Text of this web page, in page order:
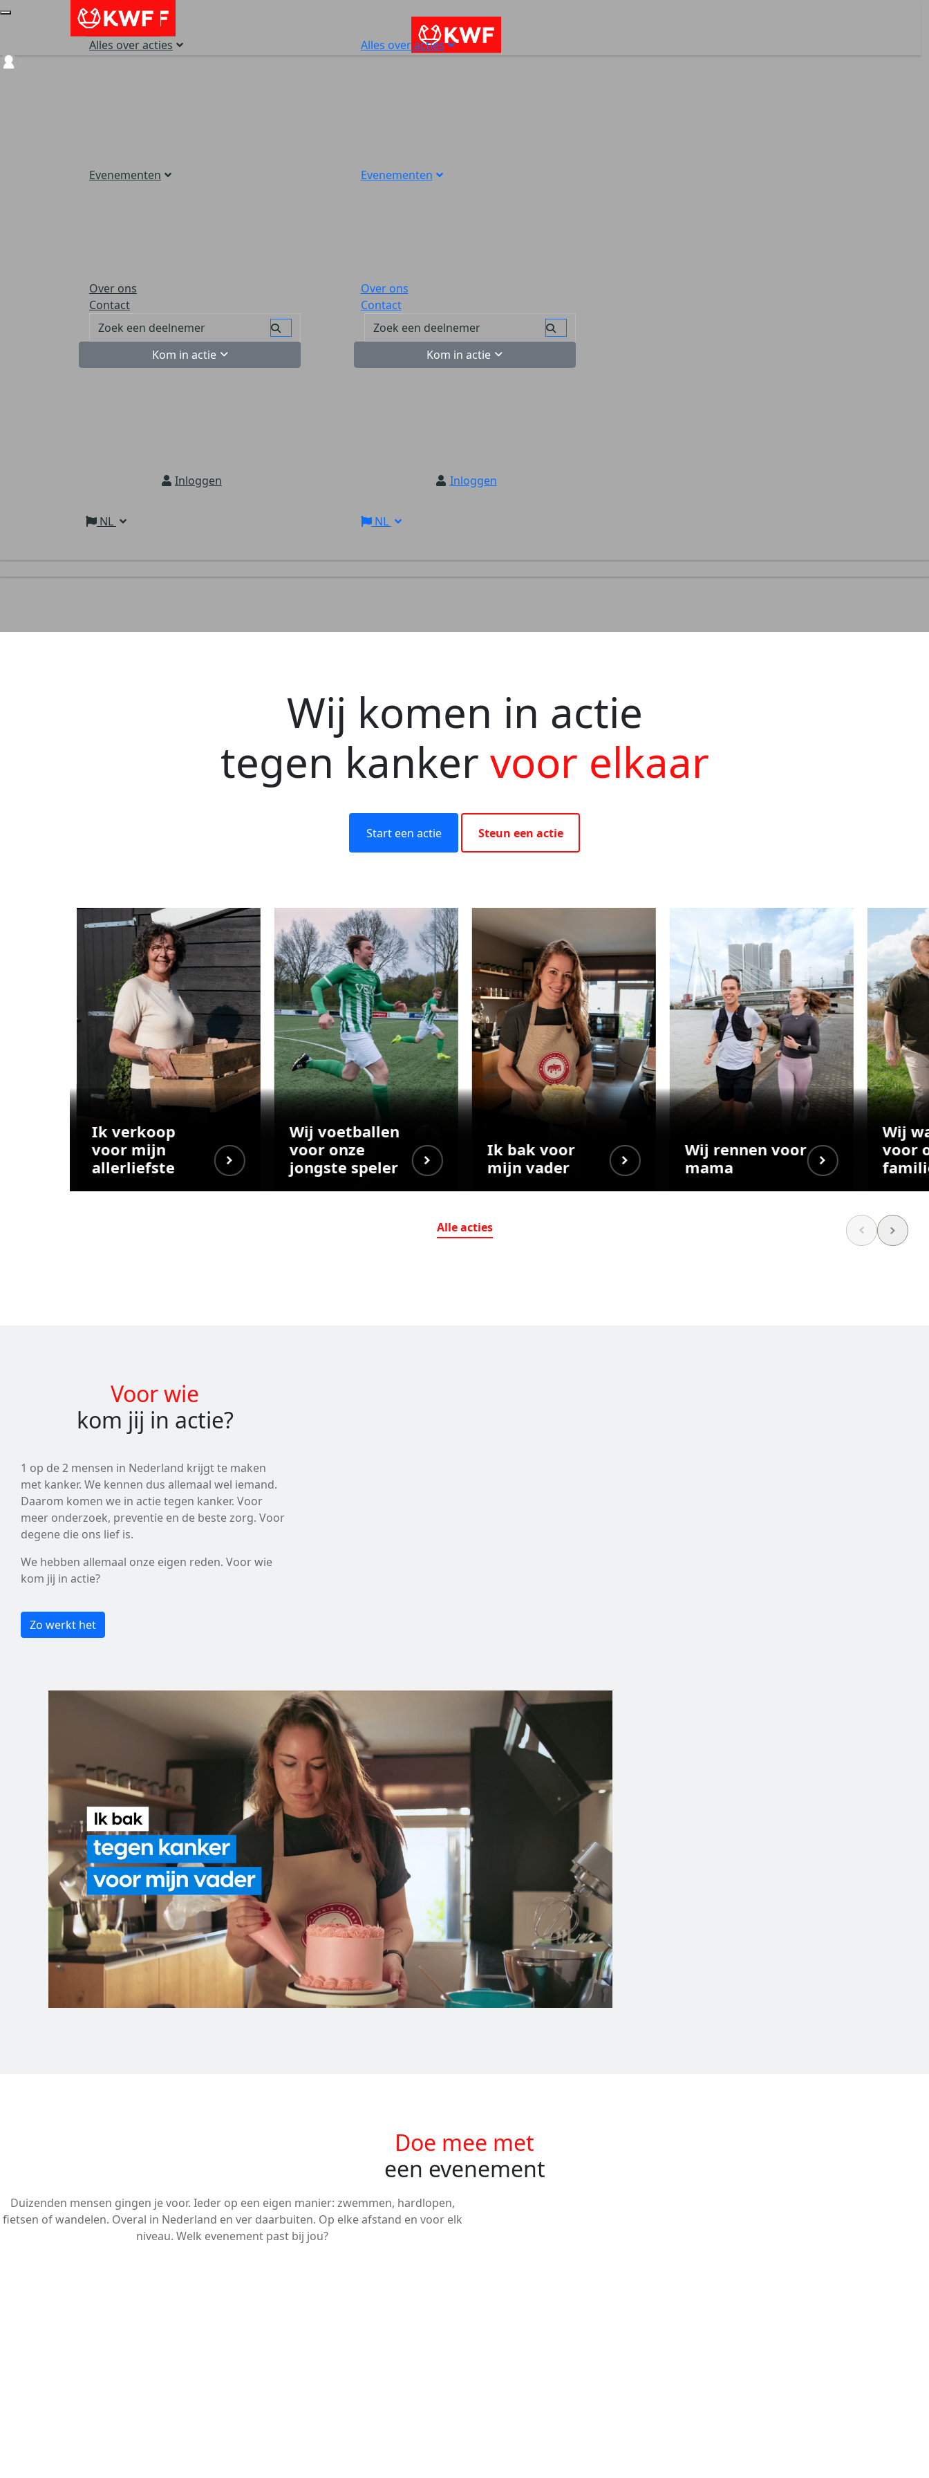
Alles over acties
Evenementen
Over ons
Contact
Kom in actie
Inloggen
NL
Alles over acties
Evenementen
Over ons
Contact
Kom in actie
Inloggen
NL
Wij komen in actie
tegen kanker voor elkaar
Start een actie Steun een actie
Ik verkoop
voor mijn
allerliefste
Wij voetballen
voor onze
jongste speler
Ik bak voor
mijn vader
Wij rennen voor
mama
Wij
voor
Alleacties
Voor wie
kom jij in actie?
1 op de 2 mensen in Nederland krijgt te maken
met kanker. We kennen dus allemaal wel iemand.
Daarom komen we in actie tegen kanker. Voor
meer onderzoek, preventie en de beste zorg. Voor
degene die ons lief is.
We hebben allemaal onze eigen reden. Voor wie
kom jij in actie?
Zo werkt het
Doe mee met
een evenement
Duizenden mensen gingen je voor. Ieder op een eigen manier: zwemmen, hardlopen,
fietsen of wandelen. Overal in Nederland en ver daarbuiten. Op elke afstand en voor elk
niveau. Welk evenement past bij jou?